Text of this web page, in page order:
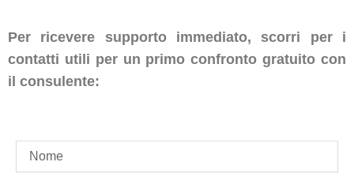
Per ricevere supporto immediato, scorri per i
contatti utili per un primo confronto gratuito con
il consulente: